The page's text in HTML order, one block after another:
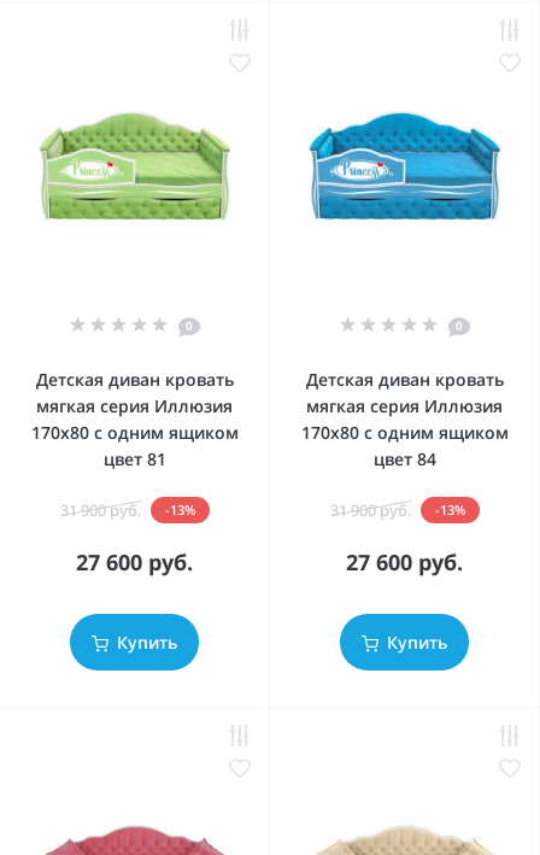
0
Детская диван кровать
мягкая серия Иллюзия
170x80 с одним ящиком
цвет 81
31 900 руб. -13%
27 600 руб.
Купить
0
Детская диван кровать
мягкая серия Иллюзия
170x80 с одним ящиком
цвет 84
31 900 руб. -13%
27 600 руб.
Купить